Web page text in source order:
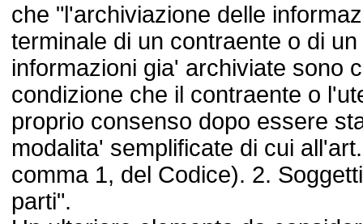
che "l'archiviazione delle
terminale di un contraente o di
informazioni gia' archiviate sono
condizione che il contraente o
proprio consenso dopo essere
modalita' semplificate di cui
comma 1, del Codice). 2.
parti".